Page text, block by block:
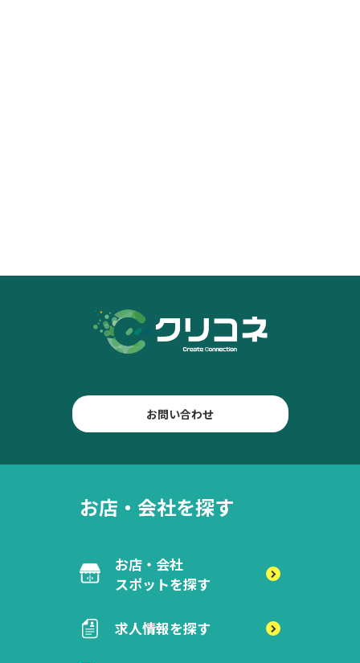
お問い合わせ
お店・会社を探す
お店・会社
スポットを探す
求人情報を探す